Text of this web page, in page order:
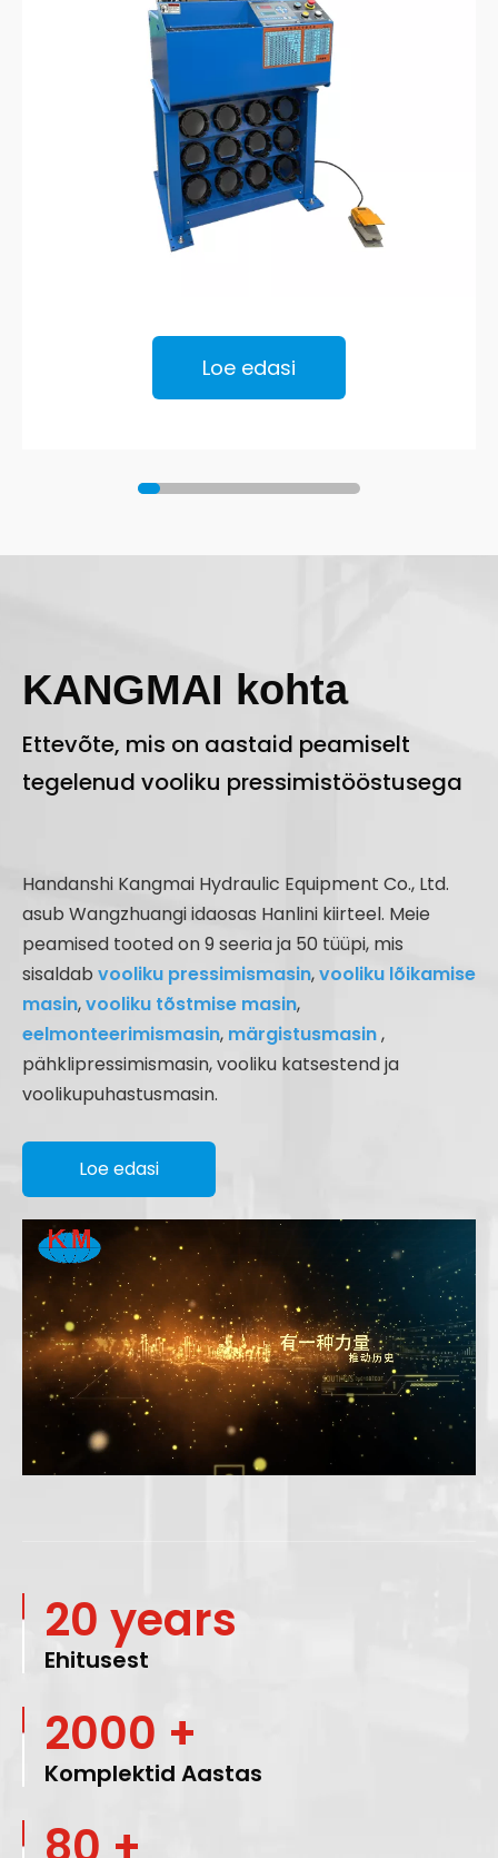
Loe edasi
KANGMAI kohta
Ettevõte, mis on aastaid peamiselt
tegelenud vooliku pressimistööstusega
Handanshi Kangmai Hydraulic Equipment Co., Ltd.
asub Wangzhuangi idaosas Hanlini kiirteel. Meie
peamised tooted on 9 seeria ja 50 tüüpi, mis
sisaldab vooliku pressimismasin,vooliku lõikamise
masin,vooliku tõstmise masin,
eelmonteerimismasin, märgistusmasin,
pähklipressimismasin, vooliku katsestend ja
voolikupuhastusmasin.
Loe edasi
Loaded
20 years
Ehitusest
2000 +
Komplektid Aastas